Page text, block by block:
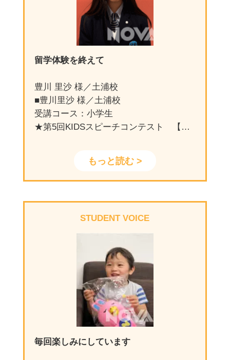
UPの実感や変化をお教えください
（保護者様）街中で見かける英文の意味
や旅行先の外国人が話す言葉が理解でき
るようになっており、本人は勉強の成果
を感じて嬉しそうです。
質問③：M様に質問です。NBKの魅力・
好きなところをお教えくれますか？
（M様）教室長が優しく、分かりやすい
アドバイスをくれるところです。
策として取り組んだことをお教えくださ
い
復習し、英単語は数ページでも毎晩必ず
チェックすることを徹底。試験1か月前
からは、筆記とリスニングを毎日交互に
解くトレーニングに取り組んでいまし
質問⑤：M様は合格した時、どんな気持
飛び上がるくらい嬉しかったです。２次
試験合格の文字が見えたとき、無意識に
母と踊っていました(笑)
留学体験を終えて
豊川 里沙 様／土浦校
■豊川里沙 様／土浦校
受講コース：小学生
★第5回KIDSスピーチコンテスト 【小
★2024年8月バンクーバー・サマーキャ
ンプコースに参加
(保護者様) 英語が話せることで子供の視
野が大きく広がると思い、幼少期から英
語に触れる環境を作ってきました。小学
生になり、英会話力を向上させようと
NBKに通わせることにしました。
質問：2、実際に里沙様が通われていか
(保護者様) ますます英語が好きになり、
積極的に英語検定に挑戦し、英語のスピ
もっと読む >
STUDENT VOICE
毎回楽しみにしています